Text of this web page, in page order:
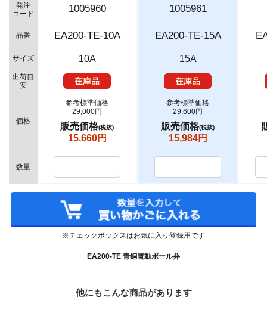
※チェックボックスはお気に入り登録用です
EA200-TE 青銅電動ボール弁
発注
コード
品番
サイズ
出荷目
安
価格
数量
1005960
EA200-TE-10A
10A
参考標準価格
29,000円
販売価格(税抜)
15,660円
1005961
EA200-TE-15A
15A
参考標準価格
29,600円
販売価格(税抜)
15,984円
他にもこんな商品があります